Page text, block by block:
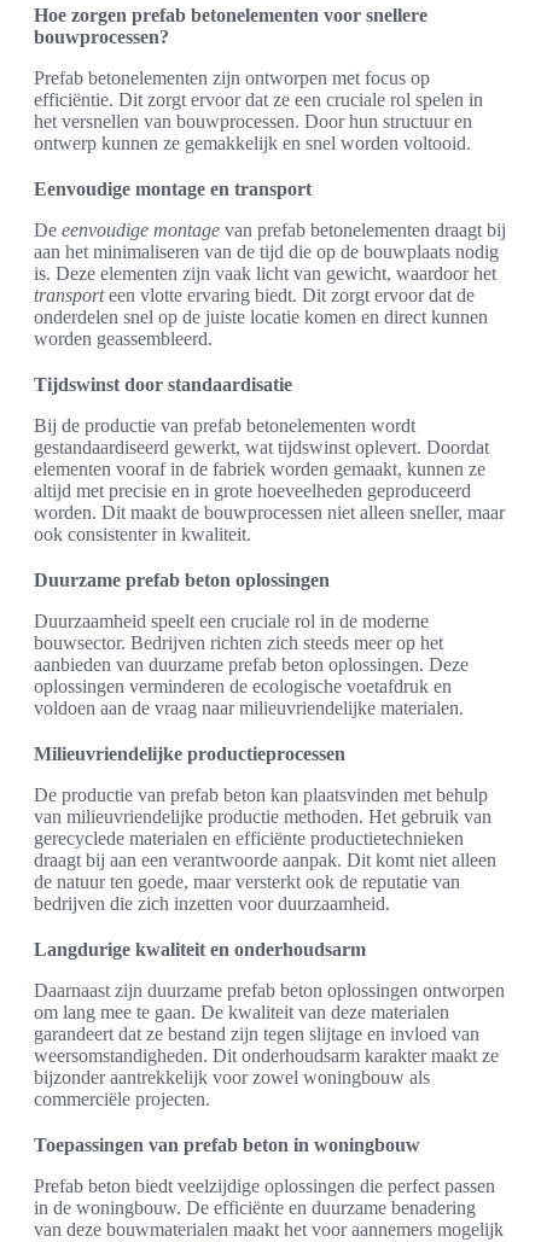
Hoe zorgen prefab betonelementen voor snellere
bouwprocessen?
Prefab betonelementen zijn ontworpen met focus op
efficiëntie. Dit zorgt ervoor dat ze een cruciale rol spelen in
het versnellen van bouwprocessen. Door hun structuur en
ontwerp kunnen ze gemakkelijk en snel worden voltooid.
Eenvoudige montage en transport
De eenvoudige montage van prefab betonelementen draagt bij
aan het minimaliseren van de tijd die op de bouwplaats nodig
is. Deze elementen zijn vaak licht van gewicht, waardoor het
transporteen vlotte ervaring biedt. Dit zorgt ervoor dat de
onderdelen snel op de juiste locatie komen en direct kunnen
worden geassembleerd.
Tijdswinst door standaardisatie
Bij de productie van prefab betonelementen wordt
gestandaardiseerd gewerkt, wat tijdswinst oplevert. Doordat
elementen vooraf in de fabriek worden gemaakt, kunnen ze
altijd met precisie en in grote hoeveelheden geproduceerd
worden. Dit maakt de bouwprocessen niet alleen sneller, maar
ook consistenter in kwaliteit.
Duurzame prefab beton oplossingen
Duurzaamheid speelt een cruciale rol in de moderne
bouwsector. Bedrijven richten zich steeds meer op het
aanbieden van duurzame prefab beton oplossingen. Deze
oplossingen verminderen de ecologische voetafdruk en
voldoen aan de vraag naar milieuvriendelijke materialen.
Milieuvriendelijke productieprocessen
De productie van prefab beton kan plaatsvinden met behulp
van milieuvriendelijke productie methoden. Het gebruik van
gerecyclede materialen en efficiënte productietechnieken
draagt bij aan een verantwoorde aanpak. Dit komt niet alleen
de natuur ten goede, maar versterkt ook de reputatie van
bedrijven die zich inzetten voor duurzaamheid.
Langdurige kwaliteit en onderhoudsarm
Daarnaast zijn duurzame prefab beton oplossingen ontworpen
om lang mee te gaan. De kwaliteit van deze materialen
garandeert dat ze bestand zijn tegen slijtage en invloed van
weersomstandigheden. Dit onderhoudsarm karakter maakt ze
bijzonder aantrekkelijk voor zowel woningbouw als
commerciële projecten.
Toepassingen van prefab beton in woningbouw
Prefab beton biedt veelzijdige oplossingen die perfect passen
in de woningbouw. De efficiënte en duurzame benadering
van deze bouwmaterialen maakt het voor aannemers mogelijk